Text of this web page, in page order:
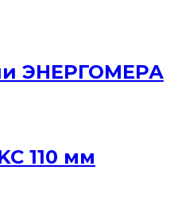
ЭНЕРГОМЕРА
110 мм